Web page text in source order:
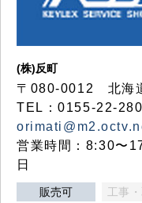
(株)反町
〒080-0012 北海
TEL：0155-22-
営業時間：8:30〜
日
販売可 工事